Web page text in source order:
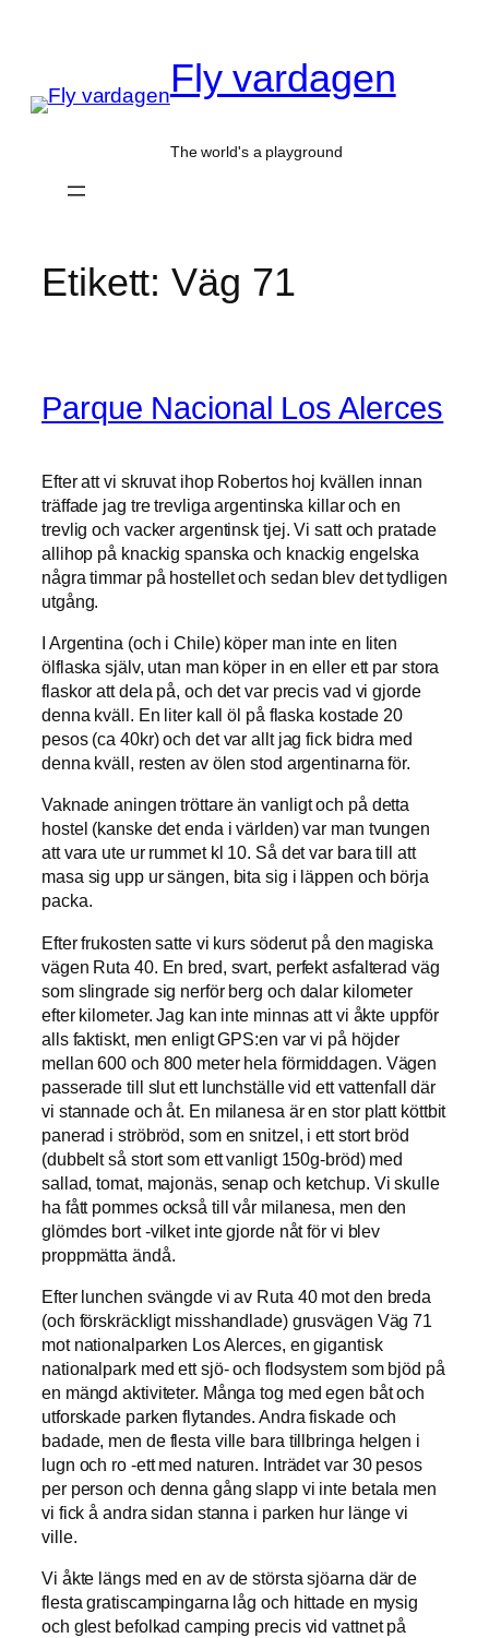
Fly vardagen
The world's a playground
Etikett:Väg 71
Parque Nacional Los Alerces
Efter att vi skruvat ihop Robertos hoj kvällen innan
träffade jag tre trevliga argentinska killar och en
trevlig och vacker argentinsk tjej. Vi satt och pratade
allihop på knackig spanska och knackig engelska
några timmar på hostellet och sedan blev det tydligen
utgång.
I Argentina (och i Chile) köper man inte en liten
ölflaska själv, utan man köper in en eller ett par stora
flaskor att dela på, och det var precis vad vi gjorde
denna kväll. En liter kall öl på flaska kostade 20
pesos (ca 40kr) och det var allt jag fick bidra med
denna kväll, resten av ölen stod argentinarna för.
Vaknade aningen tröttare än vanligt och på detta
hostel (kanske det enda i världen) var man tvungen
att vara ute ur rummet kl 10. Så det var bara till att
masa sig upp ur sängen, bita sig i läppen och börja
packa.
Efter frukosten satte vi kurs söderut på den magiska
vägen Ruta 40. En bred, svart, perfekt asfalterad väg
som slingrade sig nerför berg och dalar kilometer
efter kilometer. Jag kan inte minnas att vi åkte uppför
alls faktiskt, men enligt GPS:en var vi på höjder
mellan 600 och 800 meter hela förmiddagen. Vägen
passerade till slut ett lunchställe vid ett vattenfall där
vi stannade och åt. En milanesa är en stor platt köttbit
panerad i ströbröd, som en snitzel, i ett stort bröd
(dubbelt så stort som ett vanligt 150g-bröd) med
sallad, tomat, majonäs, senap och ketchup. Vi skulle
ha fått pommes också till vår milanesa, men den
glömdes bort -vilket inte gjorde nåt för vi blev
proppmätta ändå.
Efter lunchen svängde vi av Ruta 40 mot den breda
(och förskräckligt misshandlade) grusvägen Väg 71
mot nationalparken Los Alerces, en gigantisk
nationalpark med ett sjö- och flodsystem som bjöd på
en mängd aktiviteter. Många tog med egen båt och
utforskade parken flytandes. Andra fiskade och
badade, men de flesta ville bara tillbringa helgen i
lugn och ro -ett med naturen. Inträdet var 30 pesos
per person och denna gång slapp vi inte betala men
vi fick å andra sidan stanna i parken hur länge vi
ville.
Vi åkte längs med en av de största sjöarna där de
flesta gratiscampingarna låg och hittade en mysig
och glest befolkad camping precis vid vattnet på